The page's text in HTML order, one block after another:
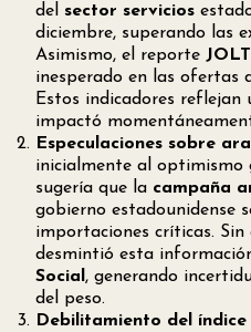
del sector servicios
diciembre, superando las
Asimismo, el reporte
inesperado en las ofertas
Estos indicadores reflejan
impactó
Especulaciones sobre
inicialmente al optimismo
sugería que la campaña
gobierno estadounidense
importaciones críticas.
desmintió esta
Social , generando
del peso.
Debilitamiento del